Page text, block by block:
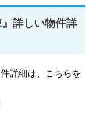
詳しい物件詳
詳細は、こちらを